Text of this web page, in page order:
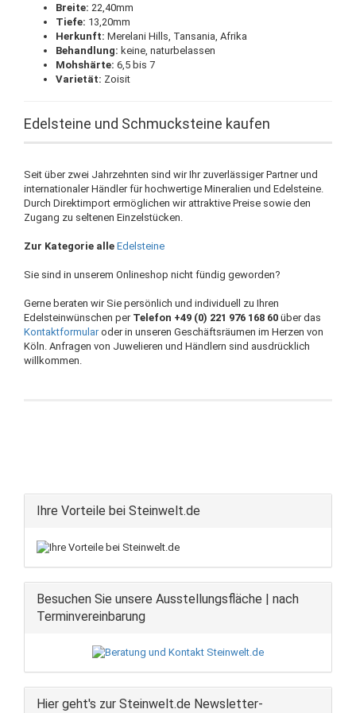
Breite: 22,40mm
Tiefe: 13,20mm
Herkunft: Merelani Hills, Tansania, Afrika
Behandlung: keine, naturbelassen
Mohshärte: 6,5 bis 7
Varietät: Zoisit
Edelsteine und Schmucksteine kaufen
Seit über zwei Jahrzehnten sind wir Ihr zuverlässiger Partner und
internationaler Händler für hochwertige Mineralien und Edelsteine.
Durch Direktimport ermöglichen wir attraktive Preise sowie den
Zugang zu seltenen Einzelstücken.
Zur Kategorie alle Edelsteine
Sie sind in unserem Onlineshop nicht fündig geworden?
Gerne beraten wir Sie persönlich und individuell zu Ihren
Edelsteinwünschen per Telefon +49 (0) 221 976 168 60 über das
Kontaktformularoder in unseren Geschäftsräumen im Herzen von
Köln. Anfragen von Juwelieren und Händlern sind ausdrücklich
willkommen.
Ihre Vorteile bei Steinwelt.de
Besuchen Sie unsere Ausstellungsfläche | nach
Terminvereinbarung
Hier geht's zur Steinwelt.de Newsletter-